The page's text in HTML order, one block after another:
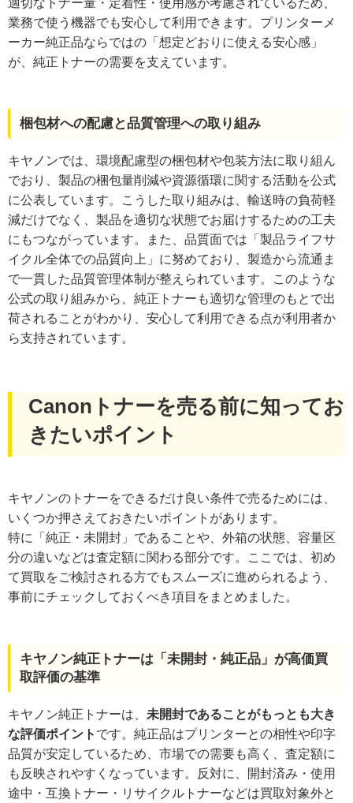
業務で使う機器でも安心して利用できます。プリンターメ
ーカー純正品ならではの「想定どおりに使える安心感」
が、純正トナーの需要を支えています。
梱包材への配慮と品質管理への取り組み
キヤノンでは、環境配慮型の梱包材や包装方法に取り組ん
でおり、製品の梱包量削減や資源循環に関する活動を公式
に公表しています。こうした取り組みは、輸送時の負荷軽
減だけでなく、製品を適切な状態でお届けするための工夫
にもつながっています。また、品質面では「製品ライフサ
イクル全体での品質向上」に努めており、製造から流通ま
で一貫した品質管理体制が整えられています。このような
公式の取り組みから、純正トナーも適切な管理のもとで出
荷されることがわかり、安心して利用できる点が利用者か
ら支持されています。
Canonトナーを売る前に知ってお
きたいポイント
キヤノンのトナーをできるだけ良い条件で売るためには、
いくつか押さえておきたいポイントがあります。
特に「純正・未開封」であることや、外箱の状態、容量区
分の違いなどは査定額に関わる部分です。ここでは、初め
て買取をご検討される方でもスムーズに進められるよう、
事前にチェックしておくべき項目をまとめました。
キヤノン純正トナーは「未開封・純正品」が高価買
取評価の基準
キヤノン純正トナーは、 未開封であることがもっとも大き
な評価ポイント です。純正品はプリンターとの相性や印字
品質が安定しているため、市場での需要も高く、査定額に
も反映されやすくなっています。反対に、開封済み・使用
途中・互換トナー・リサイクルトナーなどは買取対象外と